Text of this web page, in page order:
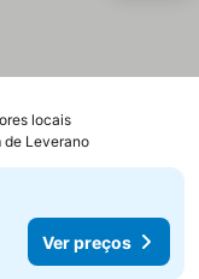
locaisVer preços
de Leverano
Ver preços